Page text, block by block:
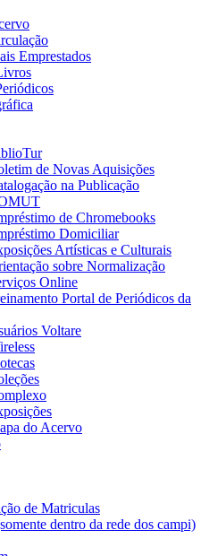
Emprestados
de Novas Aquisições
na Publicação
de Chromebooks
Domiciliar
Artísticas e Culturais
sobre Normalização
Online
Portal de Periódicos da
Voltare
do Acervo
de Matriculas
dentro da rede dos campi)